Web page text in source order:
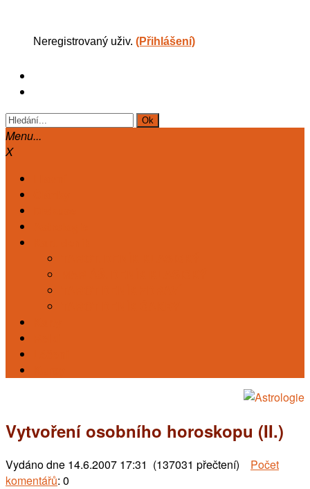
Neregistrovaný uživ. (Přihlášení)
Menu...
X
Vytvoření osobního horoskopu (II.)
Vydáno dne 14.6.2007 17:31 (137031 přečtení) Počet
komentářů: 0